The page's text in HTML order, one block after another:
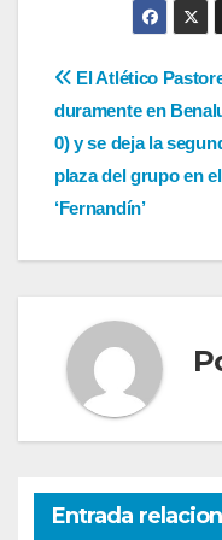
de
entradas
El Atlético
duramente en
0) y se deja la
plaza del grupo en el
‘Fernandín’
Entrada